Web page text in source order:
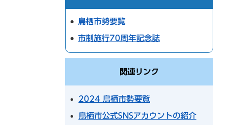
鳥栖市勢要覧
市制施行70周年記念誌
関連リンク
2024 鳥栖市勢要覧
鳥栖市公式SNSアカウントの紹介